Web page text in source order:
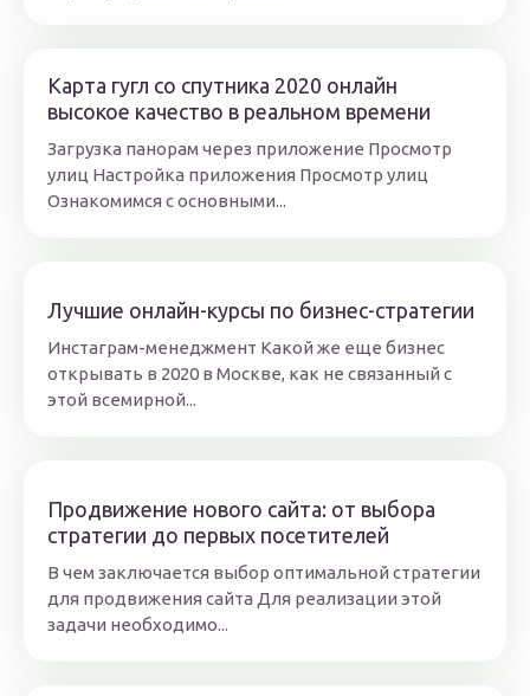
Карта гугл со спутника 2020 онлайн
высокое качество в реальном времени
Загрузка панорам через приложение Просмотр
улиц Настройка приложения Просмотр улиц
Ознакомимся с основными...
Лучшие онлайн-курсы по бизнес-стратегии
Инстаграм-менеджмент Какой же еще бизнес
открывать в 2020 в Москве, как не связанный с
этой всемирной...
Продвижение нового сайта: от выбора
стратегии до первых посетителей
В чем заключается выбор оптимальной стратегии
для продвижения сайта Для реализации этой
задачи необходимо...